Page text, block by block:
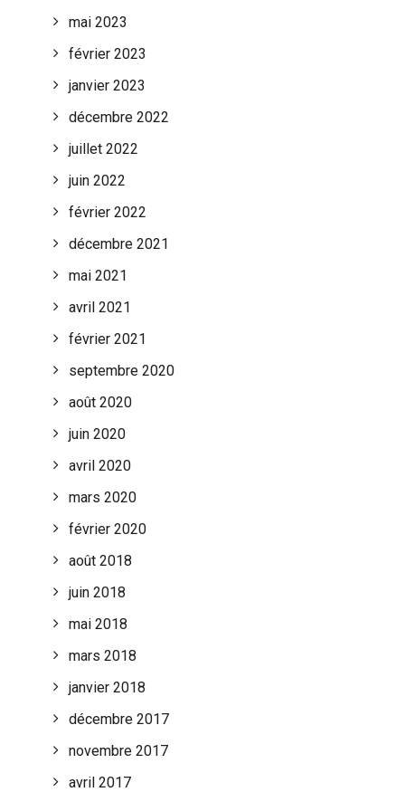
mai 2023
février 2023
janvier 2023
décembre 2022
juillet 2022
juin 2022
février 2022
décembre 2021
mai 2021
avril 2021
février 2021
septembre 2020
août 2020
juin 2020
avril 2020
mars 2020
février 2020
août 2018
juin 2018
mai 2018
mars 2018
janvier 2018
décembre 2017
novembre 2017
avril 2017